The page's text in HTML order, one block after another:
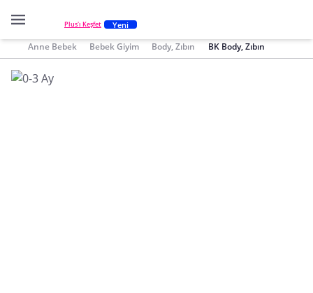
Plus'ı Keşfet Yeni
Anne Bebek Bebek Giyim Body, Zıbın BK Body, Zıbın